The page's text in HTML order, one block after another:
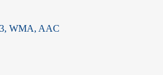
WMA, AAC